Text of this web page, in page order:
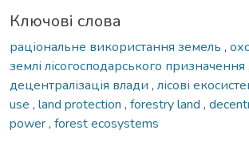
Ключові слова
раціональне використання земель ,
землі лісогосподарського призначення ,
децентралізація влади , лісові
use , land protection , forestry land ,
power, forest ecosystems